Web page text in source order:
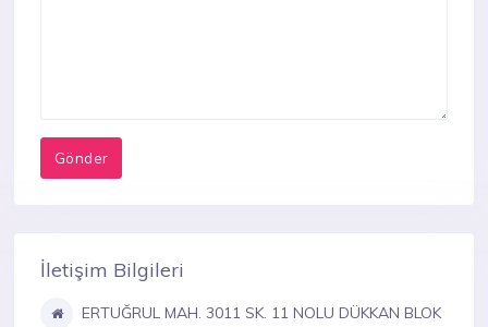
İletişim Bilgileri
ERTUĞRUL MAH. 3011 SK. 11 NOLU DÜKKAN BLOK